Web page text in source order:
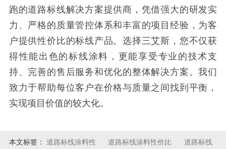
跑的道路标线解决方案提供商，凭借强大的研发实
力、严格的质量管控体系和丰富的项目经验，为客
户提供性价比的标线产品。选择三艾斯，您不仅获
得性能出色的标线涂料，更能享受专业的技术支
持、完善的售后服务和优化的整体解决方案。我们
致力于帮助每位客户在价格与质量之间找到平衡，
实现项目价值的较大化。
本文标签： 道路标线涂料性 道路标线涂料性价比
道路标线